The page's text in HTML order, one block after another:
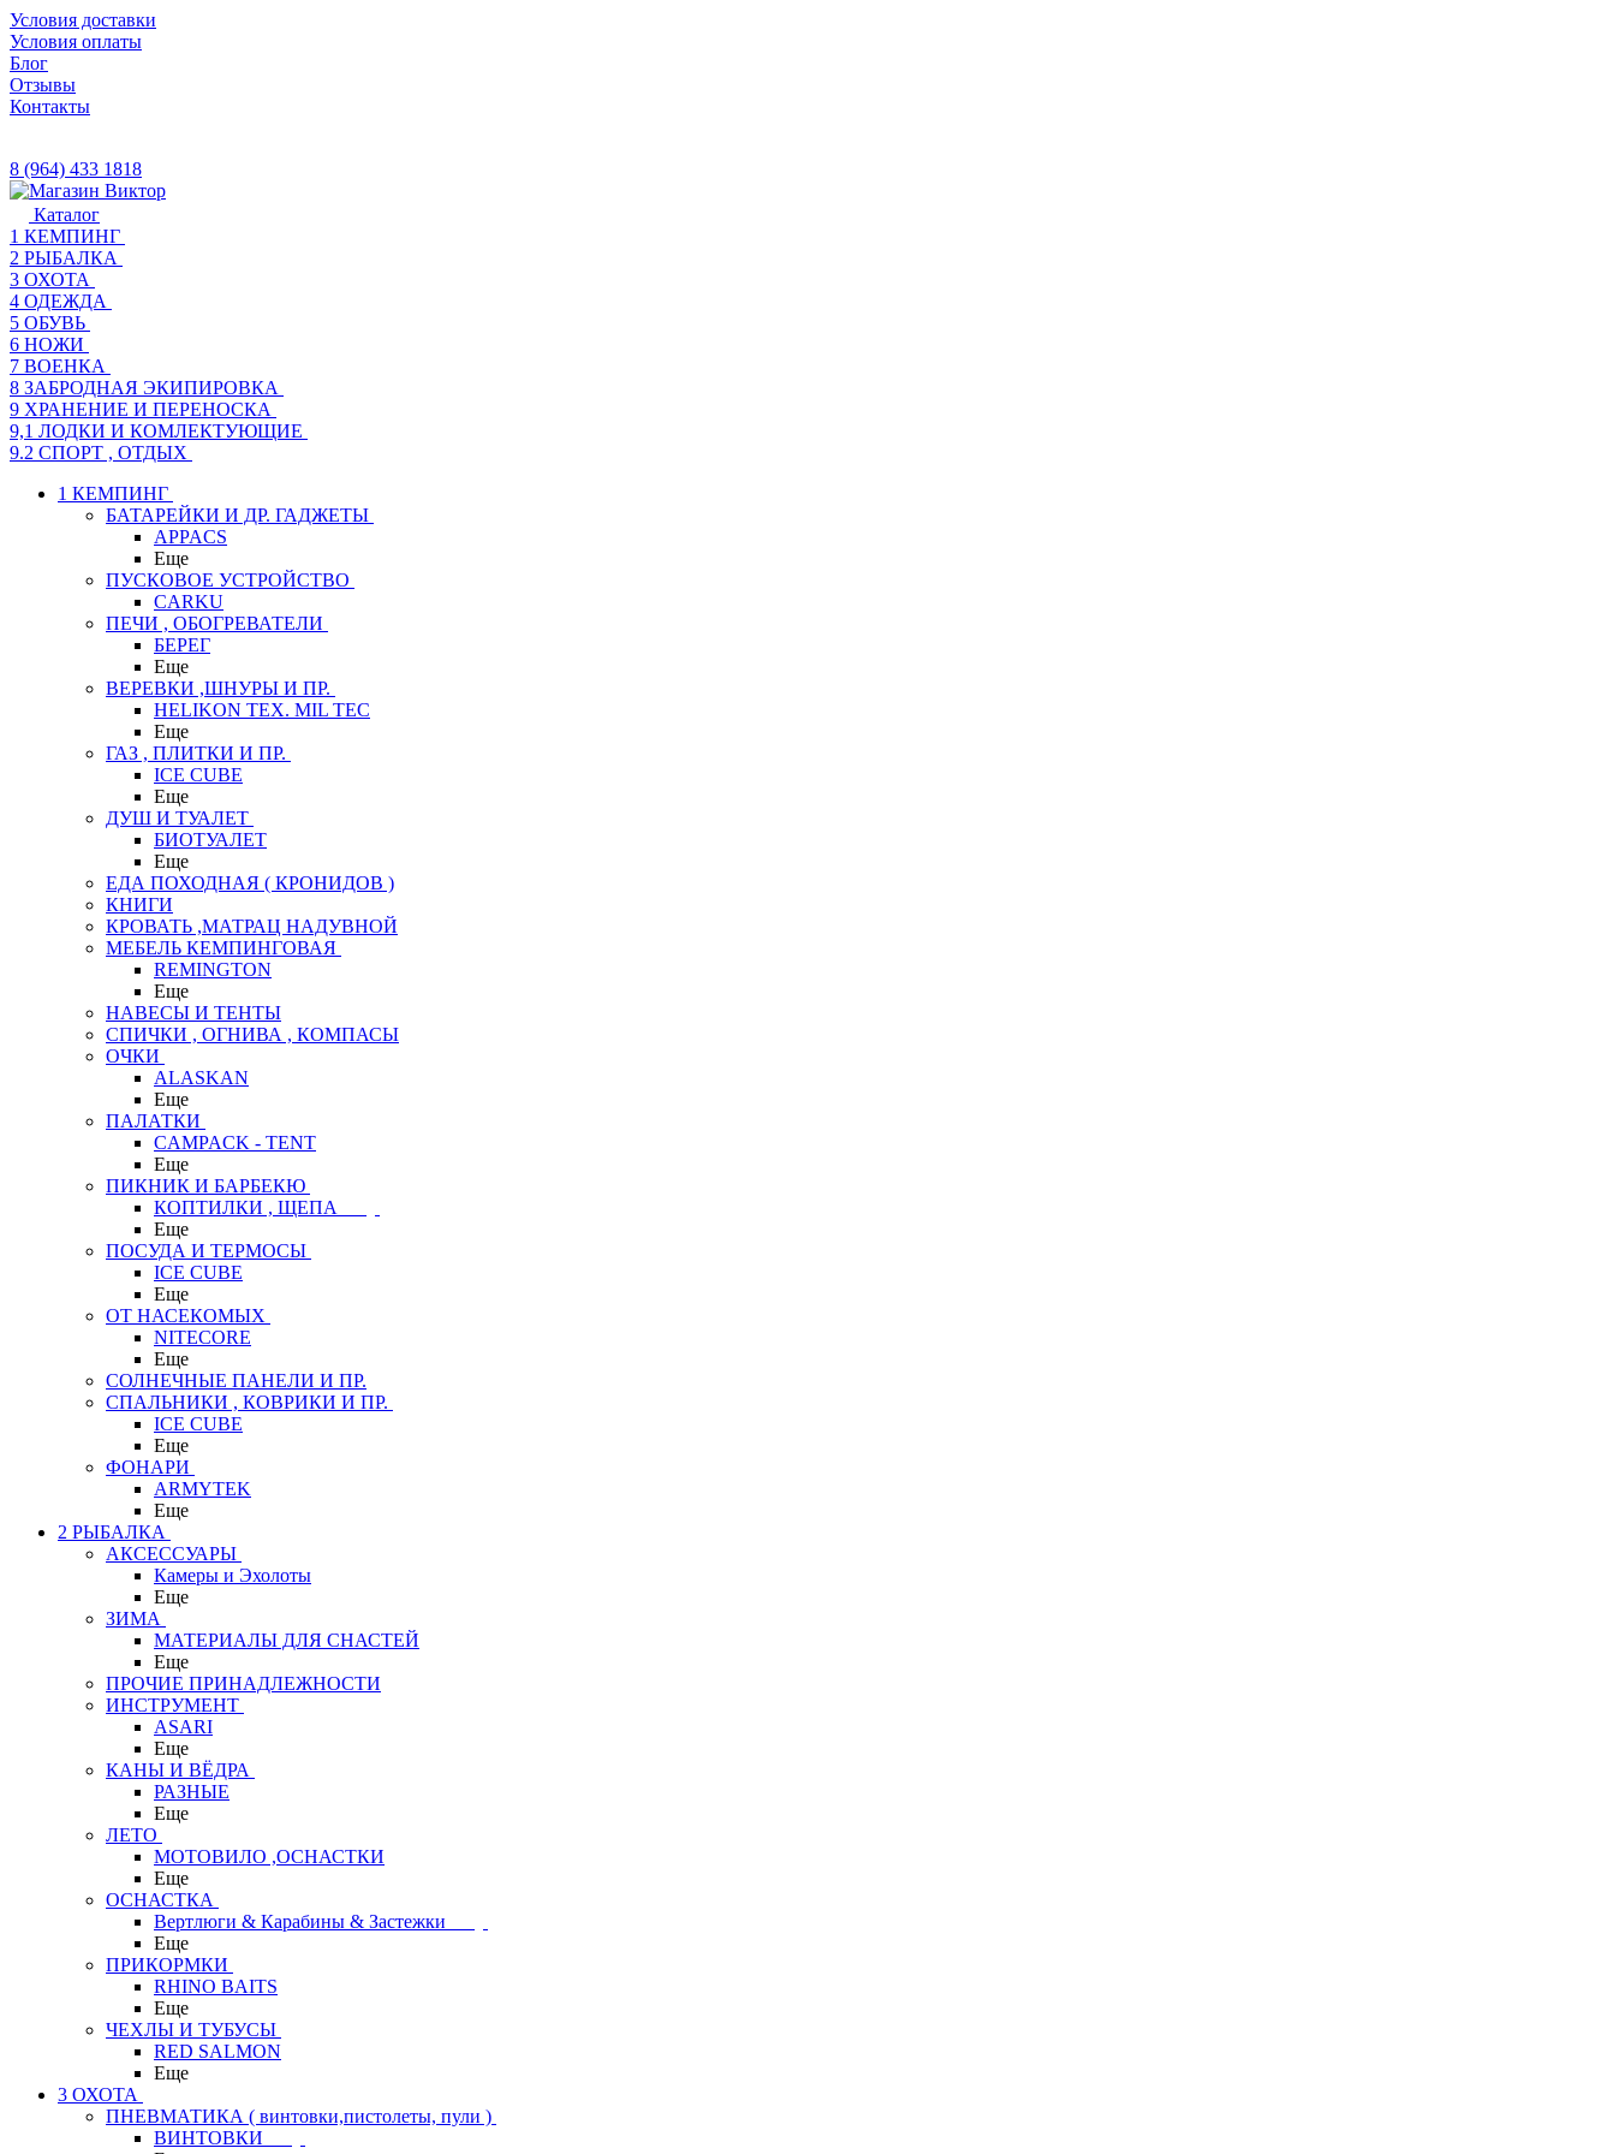
Условия доставки
Условия оплаты
Блог
Отзывы
Контакты
8 (964) 433 1818
Каталог
1 КЕМПИНГ
2 РЫБАЛКА
3 ОХОТА
4 ОДЕЖДА
5 ОБУВЬ
6 НОЖИ
7 ВОЕНКА
8 ЗАБРОДНАЯ ЭКИПИРОВКА
9 ХРАНЕНИЕ И ПЕРЕНОСКА
9,1 ЛОДКИ И КОМЛЕКТУЮЩИЕ
9.2 СПОРТ , ОТДЫХ
1 КЕМПИНГ
БАТАРЕЙКИ И ДР. ГАДЖЕТЫ
APPACS
Еще
ПУСКОВОЕ УСТРОЙСТВО
CARKU
ПЕЧИ , ОБОГРЕВАТЕЛИ
БЕРЕГ
Еще
ВЕРЕВКИ ,ШНУРЫ И ПР.
HELIKON TEX. MIL TEC
Еще
ГАЗ , ПЛИТКИ И ПР.
ICE CUBE
Еще
ДУШ И ТУАЛЕТ
БИОТУАЛЕТ
Еще
ЕДА ПОХОДНАЯ ( КРОНИДОВ )
КНИГИ
КРОВАТЬ ,МАТРАЦ НАДУВНОЙ
МЕБЕЛЬ КЕМПИНГОВАЯ
REMINGTON
Еще
НАВЕСЫ И ТЕНТЫ
СПИЧКИ , ОГНИВА , КОМПАСЫ
ОЧКИ
ALASKAN
Еще
ПАЛАТКИ
CAMPACK - TENT
Еще
ПИКНИК И БАРБЕКЮ
КОПТИЛКИ , ЩЕПА
Еще
ПОСУДА И ТЕРМОСЫ
ICE CUBE
Еще
ОТ НАСЕКОМЫХ
NITECORE
Еще
СОЛНЕЧНЫЕ ПАНЕЛИ И ПР.
СПАЛЬНИКИ , КОВРИКИ И ПР.
ICE CUBE
Еще
ФОНАРИ
ARMYTEK
Еще
2 РЫБАЛКА
АКСЕССУАРЫ
Камеры и Эхолоты
Еще
ЗИМА
МАТЕРИАЛЫ ДЛЯ СНАСТЕЙ
Еще
ПРОЧИЕ ПРИНАДЛЕЖНОСТИ
ИНСТРУМЕНТ
ASARI
Еще
КАНЫ И ВЁДРА
РАЗНЫЕ
Еще
ЛЕТО
МОТОВИЛО ,ОСНАСТКИ
Еще
ОСНАСТКА
Вертлюги & Карабины & Застежки
Еще
ПРИКОРМКИ
RHINO BAITS
Еще
ЧЕХЛЫ И ТУБУСЫ
RED SALMON
Еще
3 ОХОТА
ПНЕВМАТИКА ( винтовки,пистолеты, пули )
ВИНТОВКИ